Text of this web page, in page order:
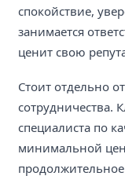
спокойствие,
занимается
ценит свою
Стоит отдельно
сотрудничества.
специалиста по
минимальной